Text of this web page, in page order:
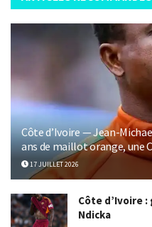
Côte d’Ivoire — Jean-
ans de maillot orange, une
17 JUILLET 2026
Côte d’Ivoire
Ndicka